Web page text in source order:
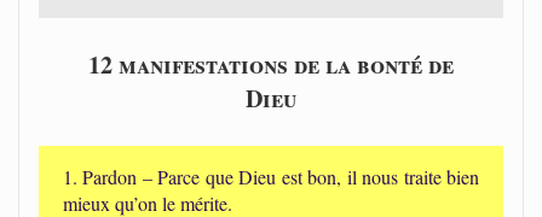
12 manifestations de la bonté de
Dieu
1. Pardon – Parce que Dieu est bon, il nous traite bien
mieux qu’on le mérite.